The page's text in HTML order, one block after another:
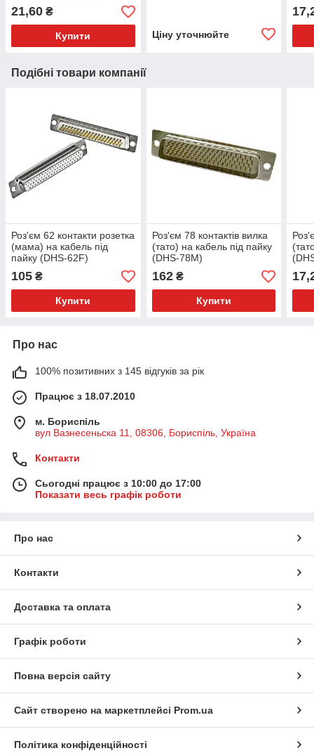
21,60 ₴
Купити Ціну уточнюйте
Подібні товари компанії
Роз'єм 62 контакти розетка
(мама) на кабель під
пайку (DHS-62F)
105 ₴
Купити
Роз'єм 78 контактів вилка
(тато) на кабель під пайку
(DHS-78M)
162₴
Купити
Про нас
100% позитивних з 145 відгуків за рік
Працює з 18.07.2010
м. Бориспіль
вул Вазнесеньска 11, 08306, Бориспіль, Україна
Контакти
Сьогодні працює з 10:00 до 17:00
Показати весь графік роботи
Про нас
Контакти
Доставка та оплата
Графік роботи
Повна версія сайту
Сайт створено на маркетплейсі Prom.ua
Політика конфіденційності